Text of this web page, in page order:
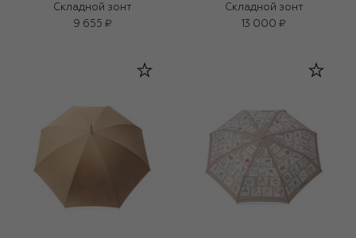
Складной зонт
9 655 ₽
Складной зонт
13 000 ₽